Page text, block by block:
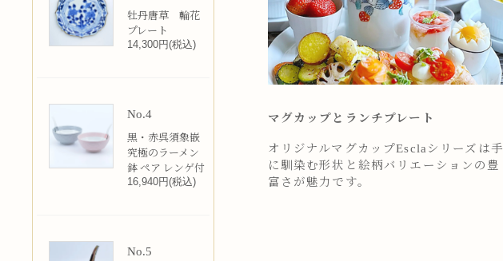
マグカップとランチプレート
オリジナルマグカップEsclaシリーズは手
に馴染む形状と絵柄バリエーションの豊
富さが魅力です。
牡丹唐草 輪花
プレート
14,300円(税込)
No.4
黒・赤呉須象嵌
究極のラーメン
鉢 ペア レンゲ付
16,940円(税込)
No.5